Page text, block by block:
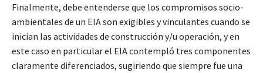
Finalmente, debe entenderse que los compromisos socio-
ambientales de un EIA son exigibles y vinculantes cuando se
inician las actividades de construcción y/u operación, y en
este caso en particular el EIA contempló tres componentes
claramente diferenciados, sugiriendo que siempre fue una